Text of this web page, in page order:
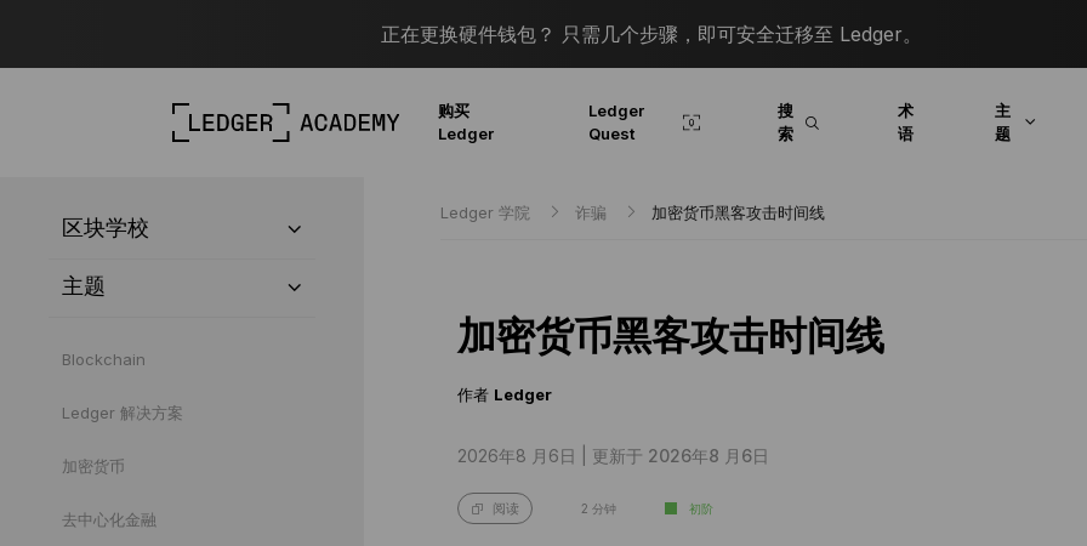
正在更换硬件钱包？ 只需几个步骤，即可安全迁移至 Ledger。
购买
Ledger
Ledger
Quest
搜
索
术
语
主
题
区块学校
主题
Blockchain
Ledger 解决方案
加密货币
去中心化金融
Ledger 学院 诈骗 加密货币黑客攻击时间线
加密货币黑客攻击时间线
作者 Ledger
2026年8 月6日 | 更新于 2026年8 月6日
阅读 2 分钟 初阶